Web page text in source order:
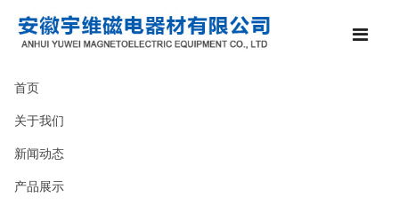
首页
关于我们
新闻动态
产品展示